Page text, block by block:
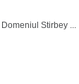
Domeniul Stirbey Voda, Buftea